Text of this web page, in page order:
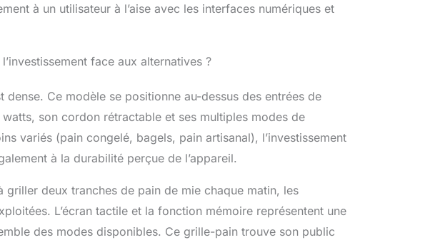
à un utilisateur à l’aise avec les interfaces numériques et
face aux alternatives ?
Ce modèle se positionne au-dessus des entrées de
son cordon rétractable et ses multiples modes de
variés (pain congelé, bagels, pain artisanal), l’investissement
à la durabilité perçue de l’appareil.
deux tranches de pain de mie chaque matin, les
L’écran tactile et la fonction mémoire représentent une
des modes disponibles. Ce grille-pain trouve son public